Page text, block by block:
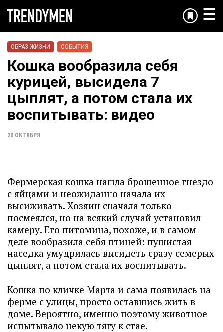
☰
ОБРАЗ ЖИЗНИ СОБЫТИЯ
Кошка вообразила себя
курицей, высидела 7
цыплят, а потом стала их
воспитывать: видео
20 ОКТЯБРЯ
Фермерская кошка нашла брошенное гнездо
с яйцами и неожиданно начала их
высиживать. Хозяин сначала только
посмеялся, но на всякий случай установил
камеру. Его питомица, похоже, и в самом
деле вообразила себя птицей: пушистая
наседка умудрилась высидеть сразу семерых
цыплят, а потом стала их воспитывать.
Кошка по кличке Марта и сама появилась на
ферме с улицы, просто оставшись жить в
доме. Вероятно, именно поэтому животное
испытывало некую тягу к стае.